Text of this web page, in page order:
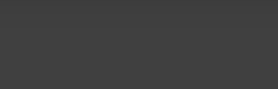
oder teilweise über unsere Datenschutzerklärung